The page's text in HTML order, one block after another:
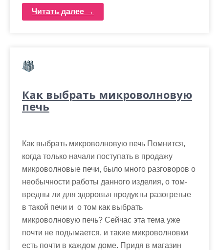
Читать далее →
Как выбрать микроволновую
печь
Как выбрать микроволновую печь Помнится,
когда только начали поступать в продажу
микроволновые печи, было много разговоров о
необычности работы данного изделия, о том-
вредны ли для здоровья продукты разогретые
в такой печи и о том как выбрать
микроволновую печь? Сейчас эта тема уже
почти не подымается, и такие микроволновки
есть почти в каждом доме. Придя в магазин